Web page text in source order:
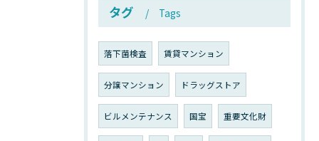
タグ Tags
落下菌検査 賃貸マンション
分譲マンション ドラッグストア
ビルメンテナンス 国宝 重要文化財